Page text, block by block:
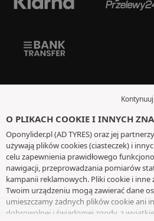
O PLIKACH COOKIE I INNYCH
Oponylider.pl (AD TYRES) oraz jej
używają plików cookies (ciasteczek) i
celu zapewnienia prawidłowego
nawigacji, przeprowadzania pomiarów
kampanii reklamowych. Pliki cookie i
Twoim urządzeniu mogą zawierać dane
umieszczamy żadnych plików cookie ani
dobrowolnej i świadomej zgody, z